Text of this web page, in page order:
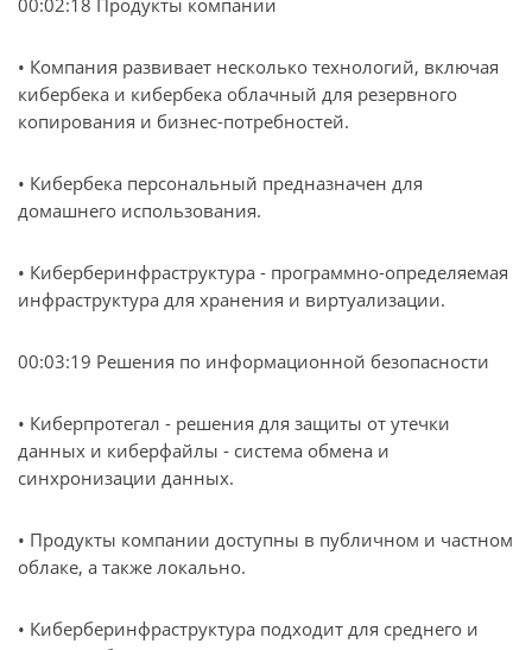
00:02:18 Продукты компании
• Компания развивает несколько технологий, включая
кибербека и кибербека облачный для резервного
копирования и бизнес-потребностей.
• Кибербека персональный предназначен для
домашнего использования.
• Киберберинфраструктура - программно-определяемая
инфраструктура для хранения и виртуализации.
00:03:19 Решения по информационной безопасности
• Киберпротегал - решения для защиты от утечки
данных и киберфайлы - система обмена и
синхронизации данных.
• Продукты компании доступны в публичном и частном
облаке, а также локально.
• Киберберинфраструктура подходит для среднего и